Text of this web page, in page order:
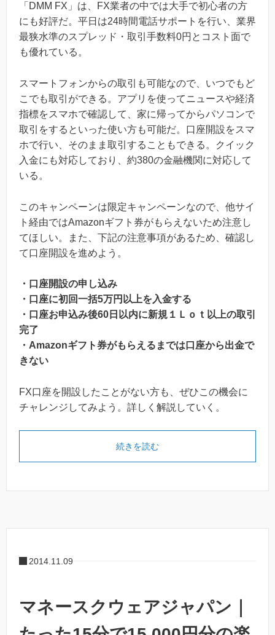
「DMM FX」は、FX業者の中では大手で初心者の方
にも好評だ。平日は24時間電話サポートを行い、業界
最狭水準のスプレッド・取引手数料0円とコスト面で
も優れている。
スマートフォンからの取引も可能なので、いつでもど
こでも取引ができる。アプリを使ってニュースや経済
指標をスマホで確認して、家に帰ってからパソコンで
取引をするといった使い方も可能だ。口座開設をスマ
ホで行い、そのまま取引することもできる。クイック
入金にも対応しており、約380の金融機関に対応して
いる。
このキャンペーンは限定キャンペーンなので、他サイ
ト経由ではAmazonギフト券がもらえないため注意し
てほしい。また、下記の注意事項があるため、確認し
て口座開設を進めよう。
・口座開設の申し込み
・口座に初回一括5万円以上を入金する
・口座お申込み後60日以内に新規１Ｌｏｔ以上の取引
完了
・Amazonギフト券がもらえるまでは口座から出金で
きない
FX口座を開設したことがない方も、ぜひこの機会に
チャレンジしてみよう。詳しく解説していく。
続きを読む
2014.11.09
マネースクウェアジャパン｜